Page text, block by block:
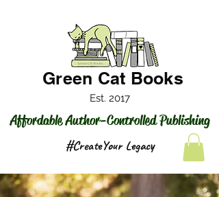
Affordable Author-Controlled Publishing
Green Cat Books
Est. 2017
#CreateYour Legacy